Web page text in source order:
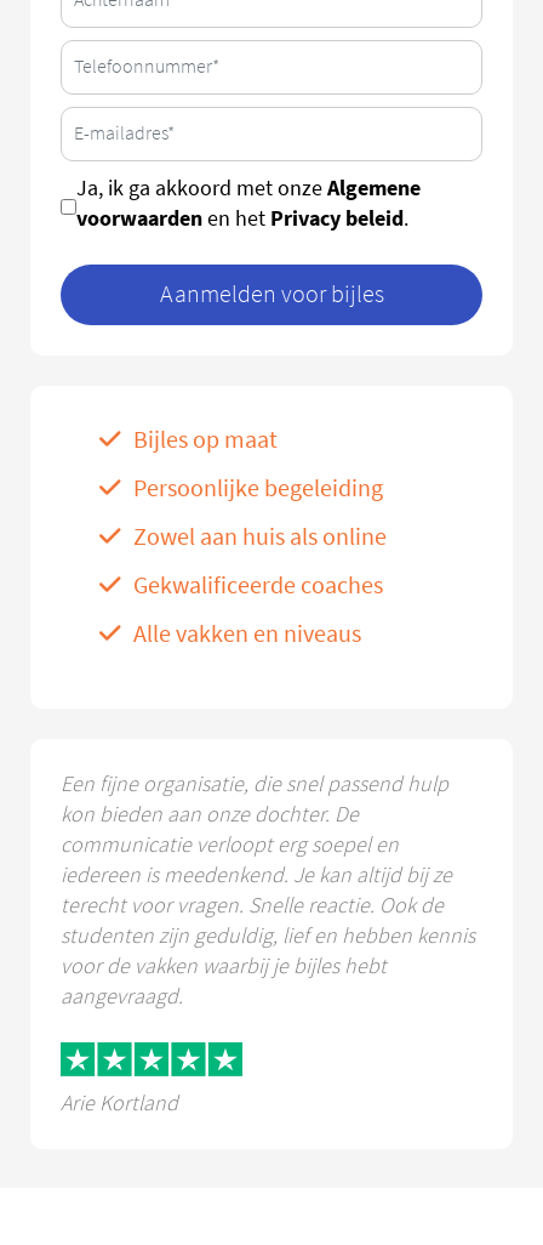
Ja, ik ga akkoord met onzeAlgemene
voorwaardenen het Privacy beleid.
Aanmelden voor bijles
Bijles op maat
Persoonlijke begeleiding
Zowel aan huis als online
Gekwalificeerde coaches
Alle vakken en niveaus
Een fijne organisatie, die snel passend hulp
kon bieden aan onze dochter. De
communicatie verloopt erg soepel en
iedereen is meedenkend. Je kan altijd bij ze
terecht voor vragen. Snelle reactie. Ook de
studenten zijn geduldig, lief en hebben kennis
voor de vakken waarbij je bijles hebt
aangevraagd.
Arie Kortland